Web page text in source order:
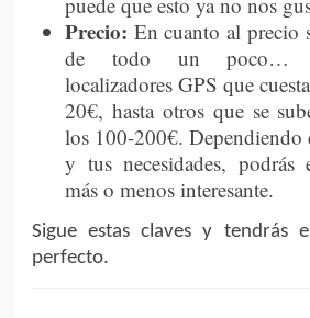
Precio: En cuanto al precio
de todo un poco…
localizadores GPS que
20€, hasta otros que se
los 100-200€. Dependiendo
y tus necesidades,
más o menos interesante.
Sigue estas claves y tendrás
perfecto.